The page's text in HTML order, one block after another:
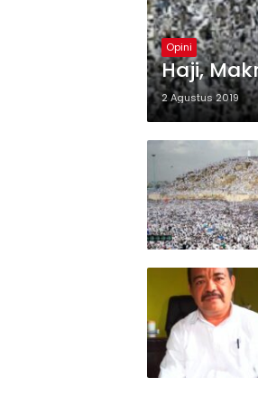
Opini
Haji,
2 Agustus 2019